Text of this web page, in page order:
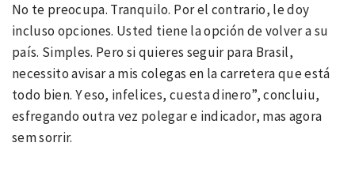
No te preocupa. Tranquilo. Por el contrario, le doy
incluso opciones. Usted tiene la opción de volver a su
país. Simples. Pero si quieres seguir para Brasil,
necessito avisar a mis colegas en la carretera que está
todo bien. Y eso, infelices, cuesta dinero”, concluiu,
esfregando outra vez polegar e indicador, mas agora
sem sorrir.